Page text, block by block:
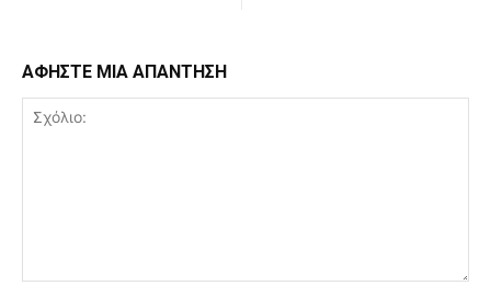
ΑΦΗΣΤΕ ΜΙΑ ΑΠΑΝΤΗΣΗ